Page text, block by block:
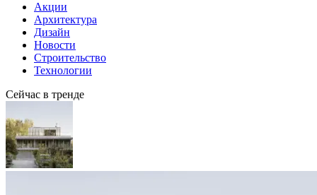
Акции
Архитектура
Дизайн
Новости
Строительство
Технологии
Сейчас в тренде